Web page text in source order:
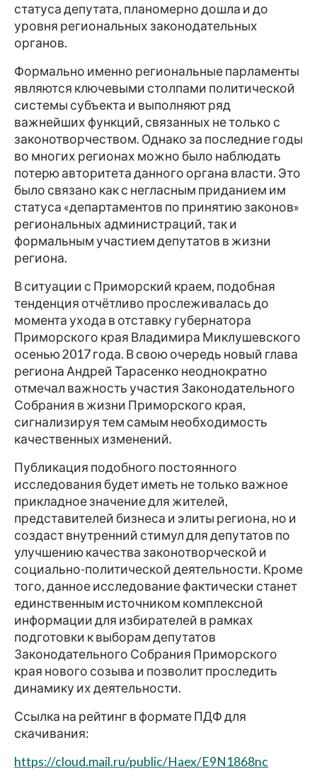
статуса депутата, планомерно дошла и до
уровня региональных законодательных
органов.
Формально именно региональные парламенты
являются ключевыми столпами политической
системы субъекта и выполняют ряд
важнейших функций, связанных не только с
законотворчеством. Однако за последние годы
во многих регионах можно было наблюдать
потерю авторитета данного органа власти. Это
было связано как с негласным приданием им
статуса «департаментов по принятию законов»
региональных администраций, так и
формальным участием депутатов в жизни
региона.
В ситуации с Приморский краем, подобная
тенденция отчётливо прослеживалась до
момента ухода в отставку губернатора
Приморского края Владимира Миклушевского
осенью 2017 года. В свою очередь новый глава
региона Андрей Тарасенко неоднократно
отмечал важность участия Законодательного
Собрания в жизни Приморского края,
сигнализируя тем самым необходимость
качественных изменений.
Публикация подобного постоянного
исследования будет иметь не только важное
прикладное значение для жителей,
представителей бизнеса и элиты региона, но и
создаст внутренний стимул для депутатов по
улучшению качества законотворческой и
социально-политической деятельности. Кроме
того, данное исследование фактически станет
единственным источником комплексной
информации для избирателей в рамках
подготовки к выборам депутатов
Законодательного Собрания Приморского
края нового созыва и позволит проследить
динамику их деятельности.
Ссылка на рейтинг в формате ПДФ для
скачивания:
https://cloud.mail.ru/public/Haex/E9N1868nc